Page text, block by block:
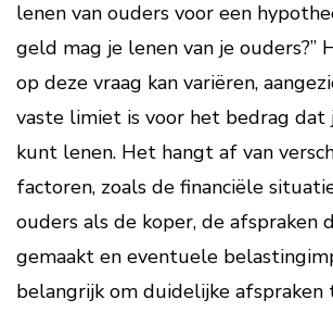
lenen van ouders voor een
geld mag je lenen van je ouders?”
op deze vraag kan variëren,
vaste limiet is voor het bedrag dat
kunt lenen. Het hangt af van
factoren, zoals de financiële
ouders als de koper, de afspraken
gemaakt en eventuele
belangrijk om duidelijke afspraken